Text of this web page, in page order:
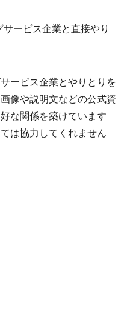
ービス企業と直接やり
ービス企業とやりとりを
像や説明文などの公式資
な関係を築けています
は協力してくれません